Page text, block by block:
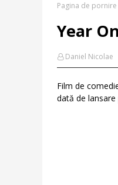
Pagina de pornire
Year
Daniel Nicolae
Film de
dată de